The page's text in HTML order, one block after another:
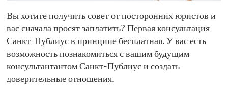
Вы хотите получить совет от посторонних юристов и
вас сначала просят заплатить? Первая консультация
Санкт-Публиус в принципе бесплатная. У вас есть
возможность познакомиться с вашим будущим
консультантантом Санкт-Публиус и создать
доверительные отношения.